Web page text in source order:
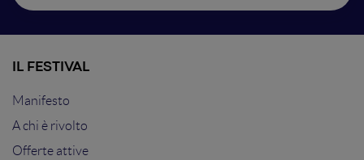
IL FESTIVAL
Manifesto
A chi è rivolto
Offerte attive